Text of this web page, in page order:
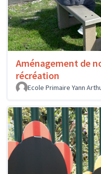
Aménagement de
récréation
Ecole Primaire Yann